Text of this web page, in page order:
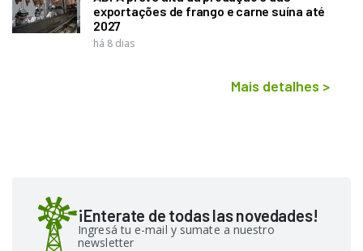
exportações de frango e carne suína até
2027
há 8 dias
Mais detalhes >
¡Enterate de todas las novedades!
Ingresá tu e-mail y sumate a nuestro
newsletter